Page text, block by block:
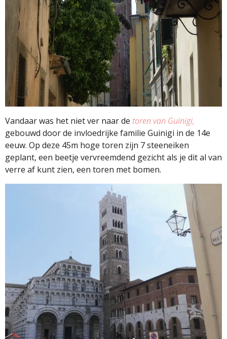
Vandaar was het niet ver naar de toren van Guinigi,
gebouwd door de invloedrijke familie Guinigi in de 14e
eeuw. Op deze 45m hoge toren zijn 7 steeneiken
geplant, een beetje vervreemdend gezicht als je dit al van
verre af kunt zien, een toren met bomen.